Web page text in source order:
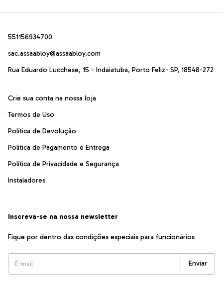
551156934700
sac.assaabloy@assaabloy.com
Rua Eduardo Lucchese, 15 - Indaiatuba, Porto Feliz- SP, 18548-272
Crie sua conta na nossa loja
Termos de Uso
Política de Devolução
Politica de Pagamento e Entrega
Política de Privacidade e Segurança
Instaladores
Inscreva-se na nossa newsletter
Fique por dentro das condições especiais para funcionários